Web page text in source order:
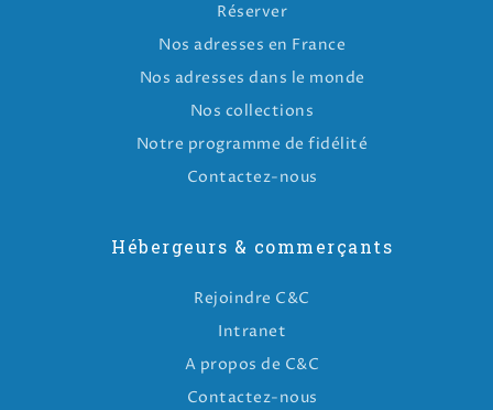
Réserver
Nos adresses en France
Nos adresses dans le monde
Nos collections
Notre programme de fidélité
Contactez-nous
Hébergeurs & commerçants
Rejoindre C&C
Intranet
A propos de C&C
Contactez-nous